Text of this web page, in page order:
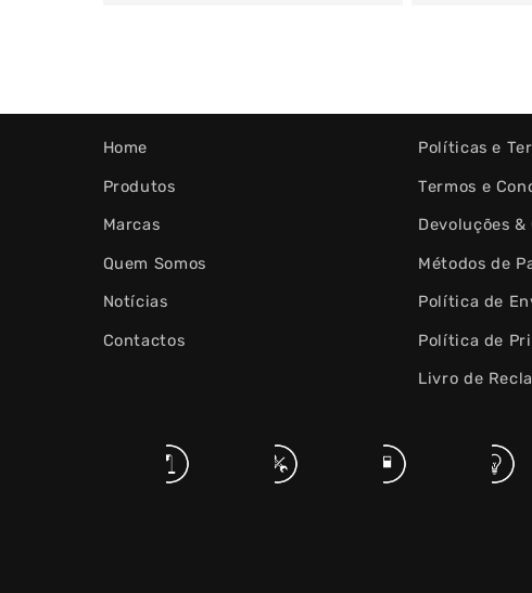
Home
Produtos
Marcas
Quem Somos
Notícias
Contactos
Políticas e
Termos e
Devoluções
Métodos de
Política de
Política de
Livro de